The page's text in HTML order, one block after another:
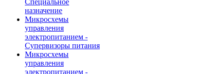
Специальное
назначение
Микросхемы
управления
электропитанием -
Супервизоры питания
Микросхемы
управления
электропитанием -